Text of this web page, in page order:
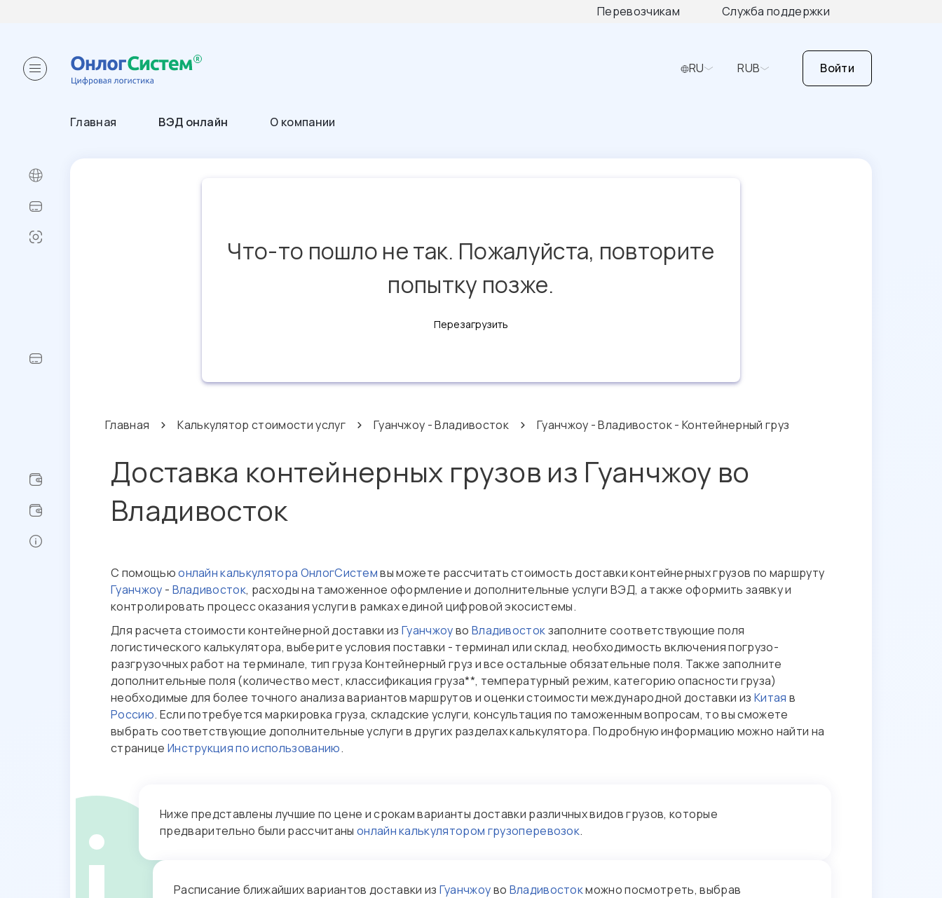
Перевозчикам Служба поддержки
RU RUB Войти
Главная ВЭД онлайн О компании
Что-то пошло не так. Пожалуйста, повторите
попытку позже.
Перезагрузить
Главная Калькулятор стоимости услуг Гуанчжоу - Владивосток Гуанчжоу - Владивосток - Контейнерный груз
Доставка контейнерных грузов из Гуанчжоу во
Владивосток
С помощьюонлайн калькулятора ОнлогСистемвы можете рассчитать стоимость доставки контейнерных грузов по маршруту
Гуанчжоу - Владивосток, расходы на таможенное оформление и дополнительные услуги ВЭД, а также оформить заявку и
контролировать процесс оказания услуги в рамках единой цифровой экосистемы.
Для расчета стоимости контейнерной доставки изГуанчжоуво Владивостокзаполните соответствующие поля
логистического калькулятора, выберите условия поставки - терминал или склад, необходимость включения погрузо-
разгрузочных работ на терминале, тип груза Контейнерный груз и все остальные обязательные поля. Также заполните
дополнительные поля (количество мест, классификация груза**, температурный режим, категорию опасности груза)
необходимые для более точного анализа вариантов маршрутов и оценки стоимости международной доставки из Китая в
Россию. Если потребуется маркировка груза, складские услуги, консультация по таможенным вопросам, то вы сможете
выбрать соответствующие дополнительные услуги в других разделах калькулятора. Подробную информацию можно найти на
странице Инструкция по использованию.
Ниже представлены лучшие по цене и срокам варианты доставки различных видов грузов, которые
предварительно были рассчитаны онлайн калькулятором грузоперевозок.
Расписание ближайших вариантов доставки из Гуанчжоуво Владивостокможно посмотреть, выбрав